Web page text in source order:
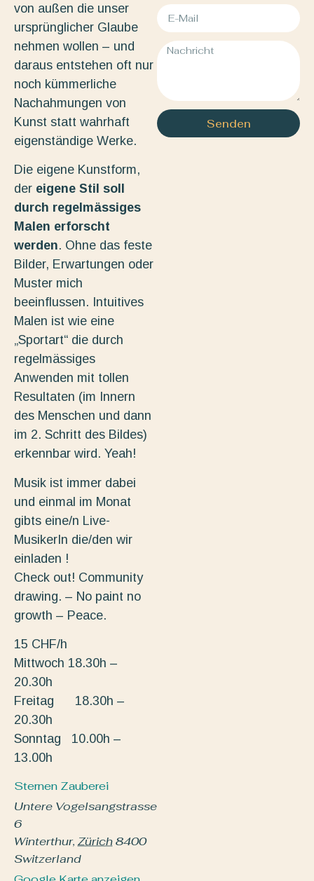
von außen die unser
ursprünglicher Glaube
nehmen wollen – und
daraus entstehen oft nur
noch kümmerliche
Nachahmungen von
Kunst statt wahrhaft
eigenständige Werke.
Die eigene Kunstform,
der eigene Stil soll
durch regelmässiges
Malen erforscht
werden. Ohne das feste
Bilder, Erwartungen oder
Muster mich
beeinflussen. Intuitives
Malen ist wie eine
„Sportart“ die durch
regelmässiges
Anwenden mit tollen
Resultaten (im Innern
des Menschen und dann
im 2. Schritt des Bildes)
erkennbar wird. Yeah!
Musik ist immer dabei
und einmal im Monat
gibts eine/n Live-
MusikerIn die/den wir
einladen !
Check out! Community
drawing. – No paint no
growth – Peace.
15 CHF/h
Mittwoch 18.30h –
20.30h
Freitag 18.30h –
20.30h
Sonntag 10.00h –
13.00h
Sternen Zauberei
Untere Vogelsangstrasse
6
Winterthur, Zürich8400
Switzerland
Senden